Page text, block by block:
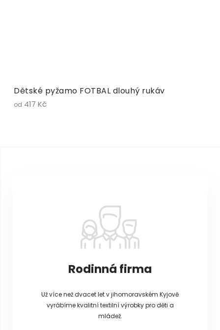
Dětské pyžamo FOTBAL dlouhý rukáv
od 417 Kč
Rodinná firma
Už více než dvacet let v jihomoravském Kyjově
vyrábíme kvalitní textilní výrobky pro děti a
mládež.